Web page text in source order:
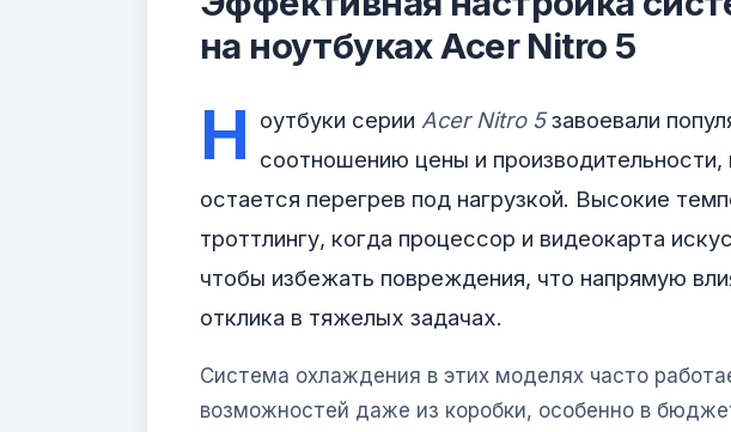
на ноутбуках Acer Nitro 5
Н оутбуки серии Acer Nitro 5завоевали
соотношению цены и производительности,
остается перегрев под нагрузкой. Высокие
троттлингу, когда процессор и видеокарта
чтобы избежать повреждения, что напрямую
отклика в тяжелых задачах.
Система охлаждения в этих моделях часто
возможностей даже из коробки, особенно в